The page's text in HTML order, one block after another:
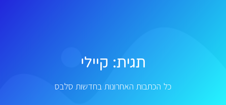
תגית: קיילי
כל הכתבות האחרונות בחדשות סלבס